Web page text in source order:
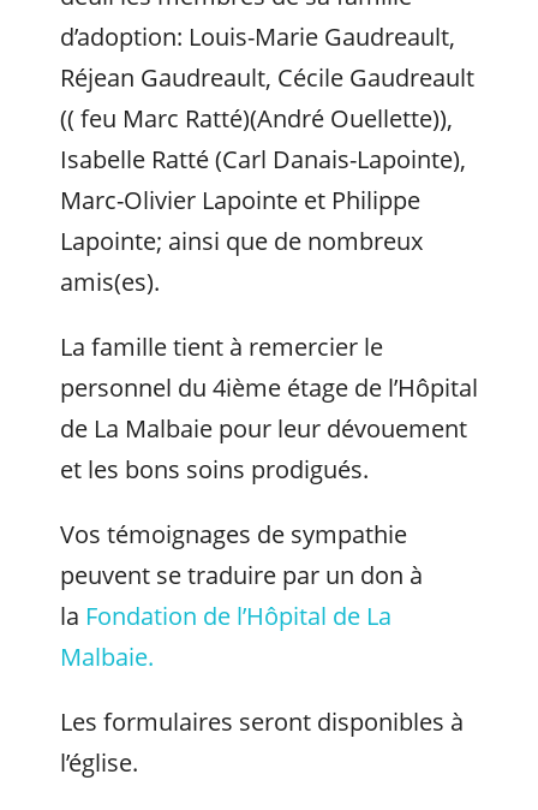
d’adoption: Louis-Marie Gaudreault,
Réjean Gaudreault, Cécile Gaudreault
(( feu Marc Ratté)(André Ouellette)),
Isabelle Ratté (Carl Danais-Lapointe),
Marc-Olivier Lapointe et Philippe
Lapointe; ainsi que de nombreux
amis(es).
La famille tient à remercier le
personnel du 4ième étage de l’Hôpital
de La Malbaie pour leur dévouement
et les bons soins prodigués.
Vos témoignages de sympathie
peuvent se traduire par un don à
la Fondation de l’Hôpital de La
Malbaie.
Les formulaires seront disponibles à
l’église.